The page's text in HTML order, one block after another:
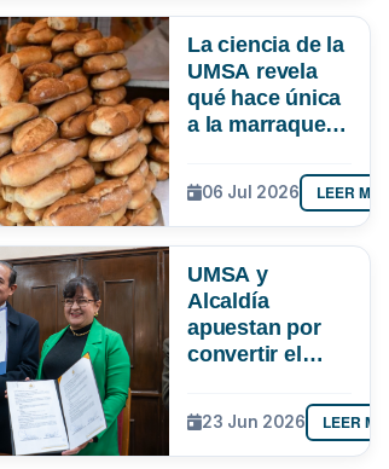
La ciencia de la
UMSA revela
qué hace única
a la marraqueta
06 Jul 2026 LEER
UMSA y
Alcaldía
apuestan por
convertir el
en soluciones
para La Paz
23 Jun 2026 LEER